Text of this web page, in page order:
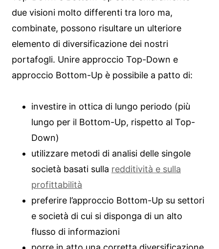
due visioni molto differenti tra loro ma,
combinate, possono risultare un ulteriore
elemento di diversificazione dei nostri
portafogli. Unire approccio Top-Down e
approccio Bottom-Up è possibile a patto di:
investire in ottica di lungo periodo (più
lungo per il Bottom-Up, rispetto al Top-
Down)
utilizzare metodi di analisi delle singole
società basati sulla redditività e sulla
profittabilità
preferire l’approccio Bottom-Up su settori
e società di cui si disponga di un alto
flusso di informazioni